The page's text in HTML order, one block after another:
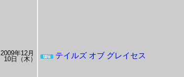
2009年12月
10日（木）
テイルズ オブ グレイセス